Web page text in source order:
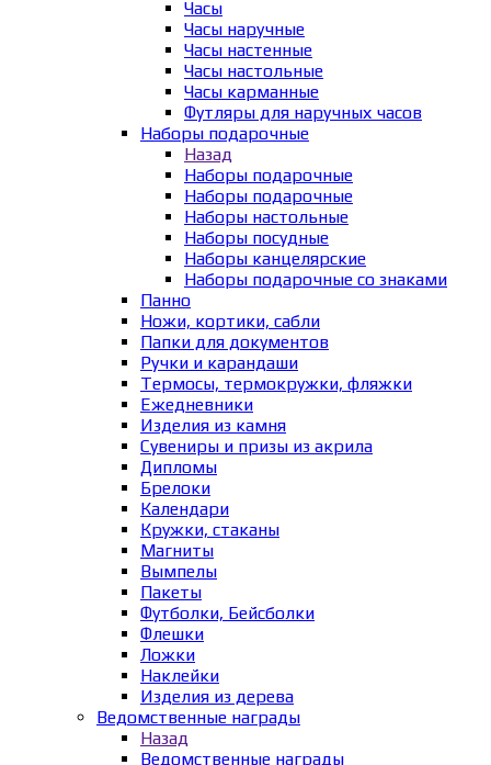
Часы
Часы наручные
Часы настенные
Часы настольные
Часы карманные
Футляры для наручных часов
Наборы подарочные
Назад
Наборы подарочные
Наборы подарочные
Наборы настольные
Наборы посудные
Наборы канцелярские
Наборы подарочные со знаками
Панно
Ножи, кортики, сабли
Папки для документов
Ручки и карандаши
Термосы, термокружки, фляжки
Ежедневники
Изделия из камня
Сувениры и призы из акрила
Дипломы
Брелоки
Календари
Кружки, стаканы
Магниты
Вымпелы
Пакеты
Футболки, Бейсболки
Флешки
Ложки
Наклейки
Изделия из дерева
Ведомственные награды
Назад
Ведомственные награды